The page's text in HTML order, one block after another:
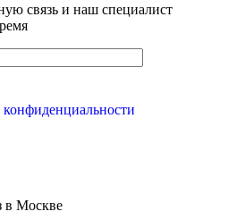
связь и наш специалист
в Москве